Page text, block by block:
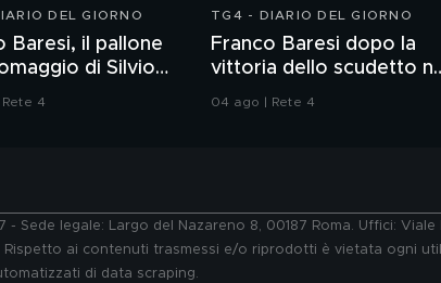
DEL GIORNO
Baresi, il pallone
di Silvio
4
TG4 - DIARIO DEL GIORNO
Franco Baresi dopo la
vittoria dello scudetto
04 ago | Rete 4
- Sede legale: Largo del Nazareno 8, 00187 Roma. Uffici:
ai contenuti trasmessi e/o riprodotti è vietata ogni
di data scraping.